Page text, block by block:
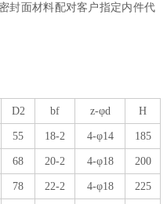
封面材料配对客户指定内件代
D2 bf z-φd H
55 18-2 4-φ14 185
68 20-2 4-φ18 200
78 22-2 4-φ18 225